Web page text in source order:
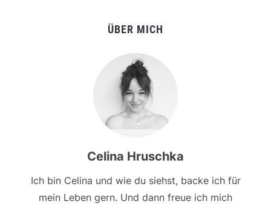
ÜBER MICH
Celina Hruschka
Ich bin Celina und wie du siehst, backe ich für
mein Leben gern. Und dann freue ich mich